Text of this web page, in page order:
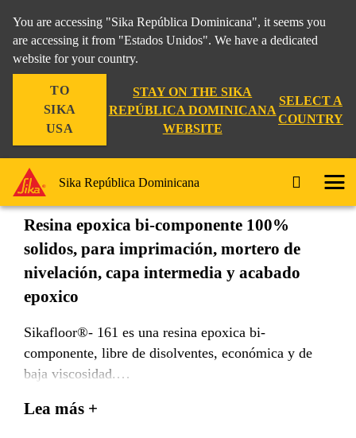
You are accessing "Sika República Dominicana", it seems you
are accessing it from "Estados Unidos". We have a dedicated
website for your country.
TO
SIKA
USA
STAY ON THE SIKA
REPÚBLICA DOMINICANA
WEBSITE
SELECT A
COUNTRY
Sika República Dominicana
Sikafloor®-161
Resina epoxica bi-componente 100%
solidos, para imprimación, mortero de
nivelación, capa intermedia y acabado
epoxico
Sikafloor®- 161 es una resina epoxica bi-
componente, libre de disolventes, económica y de
baja viscosidad.
método de ensayo de Deustche Bauchemie (German
Lea más +